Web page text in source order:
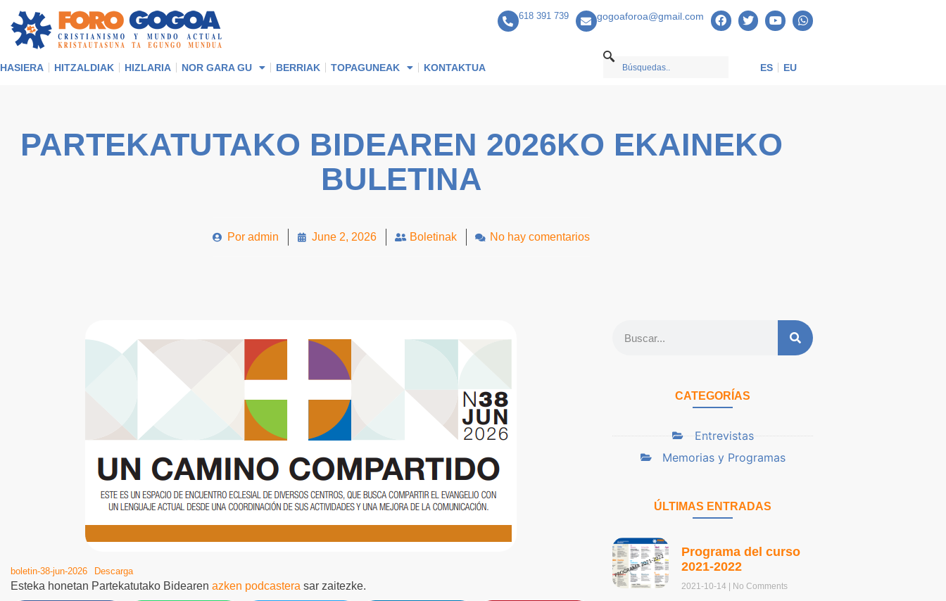
618 391 739 gogoaforoa@gmail.com
HASIERA HITZALDIAK HIZLARIA NOR GARA GU BERRIAK TOPAGUNEAK KONTAKTUA ES EU
PARTEKATUTAKO BIDEAREN 2026KO EKAINEKO
BULETINA
Por admin June 2, 2026 Boletinak No hay comentarios
boletin-38-jun-2026 Descarga
Esteka honetan Partekatutako Bidearen azken podcastera sar zaitezke.
CATEGORÍAS
Entrevistas
Memorias y Programas
ÚLTIMAS ENTRADAS
Programa del curso
2021-2022
2021-10-14 No Comments